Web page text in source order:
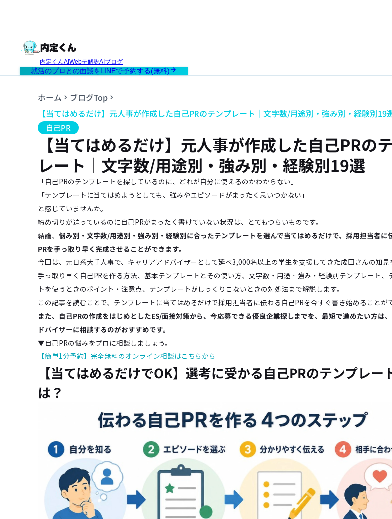
内定くんAI Webテ解説AI ブログ
就活のプロとの面談をLINEで予約する(無料)
ホーム
ブログTop
【当てはめるだけ】元人事が作成した自己PRのテンプレート｜文字数/用途別・強み別・経験別19
自己PR
【当てはめるだけ】元人事が作成した自己PRの
レート｜文字数/用途別・強み別・経験別19選
「自己PRのテンプレートを探しているのに、どれが自分に使えるのかわからない」
「テンプレートに当てはめようとしても、強みやエピソードがまったく思いつかない」
と感じていませんか。
締め切りが迫っているのに自己PRがまったく書けていない状況は、とてもつらいものです。
結論、 悩み別・文字数/用途別・強み別・経験別に合ったテンプレートを選んで当てはめるだけで、採用担当者に
PRを手っ取り早く完成させることができます。
今回は、元日系大手人事で、キャリアアドバイザーとして延べ3,000名以上の学生を支援してきた成田さんの知見
手っ取り早く自己PRを作る方法、基本テンプレートとその使い方、文字数・用途・強み・経験別テンプレート、
トを使うときのポイント・注意点、テンプレートがしっくりこないときの対処法まで解説します。
この記事を読むことで、テンプレートに当てはめるだけで採用担当者に伝わる自己PRを今すぐ書き始めることが
また、自己PRの作成をはじめとしたES/面接対策から、今応募できる優良企業探しまでを、最短で進めたい方は
ドバイザーに相談するのがおすすめです。
▼自己PRの悩みをプロに相談しましょう。
【簡単1分予約】完全無料のオンライン相談はこちらから
【当てはめるだけでOK】選考に受かる自己PRのテンプレー
は？